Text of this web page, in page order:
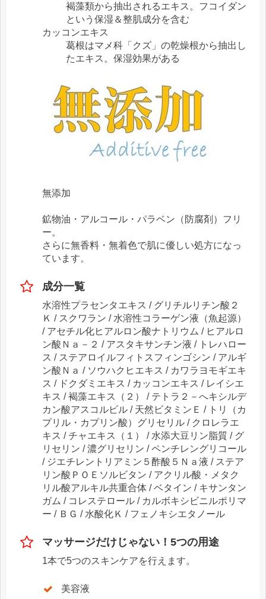
褐藻類から抽出されるエキス。フコイダン
という保湿＆整肌成分を含む
カッコンエキス
葛根はマメ科「クズ」の乾燥根から抽出し
たエキス。保湿効果がある
無添加
鉱物油・アルコール・パラベン（防腐剤）フリ
ー。
さらに無香料・無着色で肌に優しい処方になっ
ています。
成分一覧
水溶性プラセンタエキス / グリチルリチン酸２
Ｋ / スクワラン / 水溶性コラーゲン液（魚起源）
/ アセチル化ヒアルロン酸ナトリウム / ヒアルロ
ン酸Ｎａ－２ / アスタキサンチン液 / トレハロー
ス / ステアロイルフィトスフィンゴシン / アルギ
ン酸Ｎａ / ソウハクヒエキス / カワラヨモギエキ
ス / ドクダミエキス / カッコンエキス / レイシエ
キス / 褐藻エキス（２） / テトラ２－へキシルデ
カン酸アスコルビル / 天然ビタミンＥ / トリ（カ
プリル・カプリン酸）グリセリル / クロレラエ
キス / チャエキス（１） / 水添大豆リン脂質 / グ
リセリン / 濃グリセリン / ペンチレングリコール
/ ジエチレントリアミン５酢酸５Ｎａ液 / ステア
リン酸ＰＯＥソルビタン / アクリル酸・メタク
リル酸アルキル共重合体 / ベタイン / キサンタン
ガム / コレステロール / カルボキシビニルポリマ
ー / ＢＧ / 水酸化Ｋ / フェノキシエタノール
マッサージだけじゃない！5つの用途
1本で5つのスキンケアを行えます。
美容液